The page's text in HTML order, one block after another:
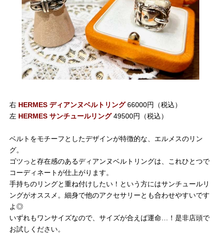
右 HERMES ディアンヌベルトリング66000円（税込）
左 HERMES サンチュールリング49500円（税込）
ベルトをモチーフとしたデザインが特徴的な、エルメスのリン
グ。
ゴツっと存在感のあるディアンヌベルトリングは、これひとつで
コーディネートが仕上がります。
手持ちのリングと重ね付けしたい！という方にはサンチュールリ
ングがオススメ。細身で他のアクセサリーとも合わせやすいです
よ◎
いずれもワンサイズなので、サイズが合えば運命…！是非店頭で
お試しください。